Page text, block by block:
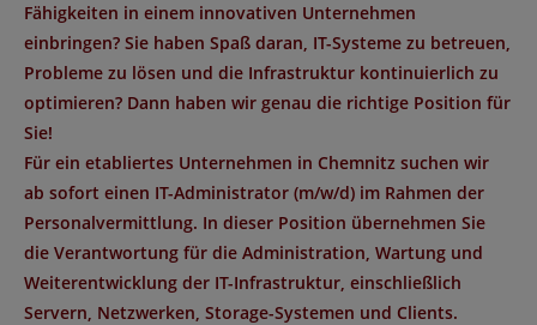
Fähigkeiten in einem innovativen Unternehmen
einbringen? Sie haben Spaß daran, IT-Systeme zu betreuen,
Probleme zu lösen und die Infrastruktur kontinuierlich zu
optimieren? Dann haben wir genau die richtige Position für
Sie!
Für ein etabliertes Unternehmen in Chemnitz suchen wir
ab sofort einen IT-Administrator (m/w/d) im Rahmen der
Personalvermittlung. In dieser Position übernehmen Sie
die Verantwortung für die Administration, Wartung und
Weiterentwicklung der IT-Infrastruktur, einschließlich
Servern, Netzwerken, Storage-Systemen und Clients.